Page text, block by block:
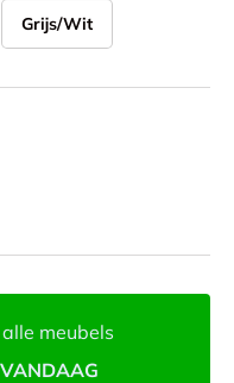
Grijs/Wit
meubels
VANDAAG